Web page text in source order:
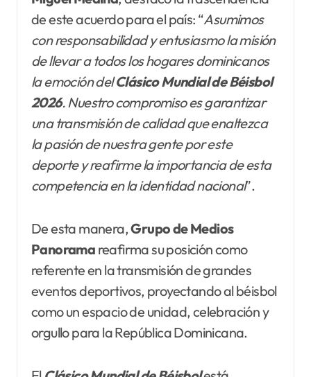
de este acuerdo para el país: “Asumimos
con responsabilidad y entusiasmo la misión
de llevar a todos los hogares dominicanos
la emoción delClásico Mundial de Béisbol
2026. Nuestro compromiso es garantizar
una transmisión de calidad que enaltezca
la pasión de nuestra gente por este
deporte y reafirme la importancia de esta
competencia en la identidad nacional”.
De esta manera,Grupo de Medios
Panorama reafirma su posición como
referente en la transmisión de grandes
eventos deportivos, proyectando al béisbol
como un espacio de unidad, celebración y
orgullo para la República Dominicana.